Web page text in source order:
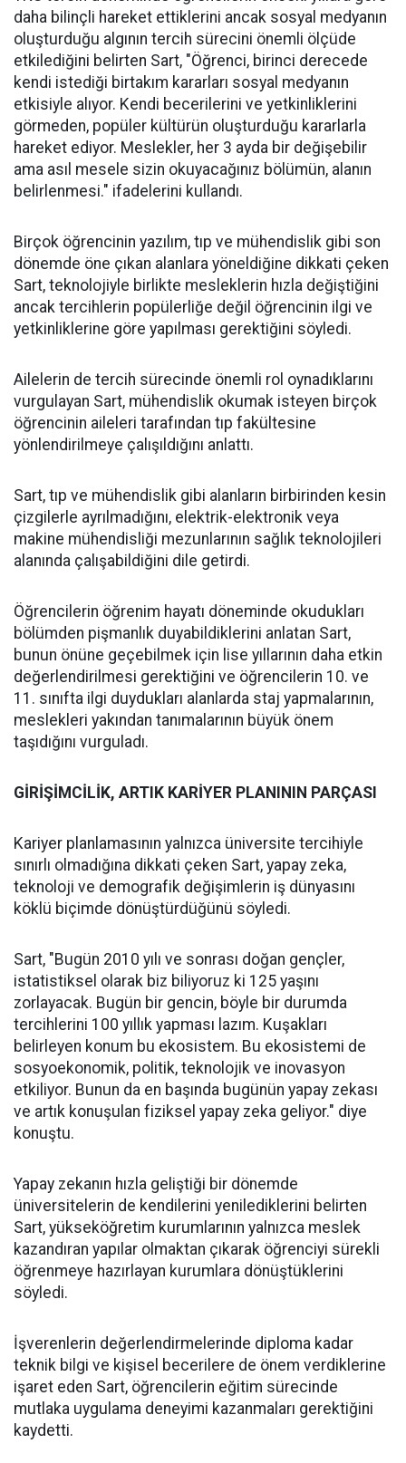
daha bilinçli hareket ettiklerini ancak sosyal medyanın
oluşturduğu algının tercih sürecini önemli ölçüde
etkilediğini belirten Sart, "Öğrenci, birinci derecede
kendi istediği birtakım kararları sosyal medyanın
etkisiyle alıyor. Kendi becerilerini ve yetkinliklerini
görmeden, popüler kültürün oluşturduğu kararlarla
hareket ediyor. Meslekler, her 3 ayda bir değişebilir
ama asıl mesele sizin okuyacağınız bölümün, alanın
belirlenmesi." ifadelerini kullandı.
Birçok öğrencinin yazılım, tıp ve mühendislik gibi son
dönemde öne çıkan alanlara yöneldiğine dikkati çeken
Sart, teknolojiyle birlikte mesleklerin hızla değiştiğini
ancak tercihlerin popülerliğe değil öğrencinin ilgi ve
yetkinliklerine göre yapılması gerektiğini söyledi.
Ailelerin de tercih sürecinde önemli rol oynadıklarını
vurgulayan Sart, mühendislik okumak isteyen birçok
öğrencinin aileleri tarafından tıp fakültesine
yönlendirilmeye çalışıldığını anlattı.
Sart, tıp ve mühendislik gibi alanların birbirinden kesin
çizgilerle ayrılmadığını, elektrik-elektronik veya
makine mühendisliği mezunlarının sağlık teknolojileri
alanında çalışabildiğini dile getirdi.
Öğrencilerin öğrenim hayatı döneminde okudukları
bölümden pişmanlık duyabildiklerini anlatan Sart,
bunun önüne geçebilmek için lise yıllarının daha etkin
değerlendirilmesi gerektiğini ve öğrencilerin 10. ve
11. sınıfta ilgi duydukları alanlarda staj yapmalarının,
meslekleri yakından tanımalarının büyük önem
taşıdığını vurguladı.
GİRİŞİMCİLİK, ARTIK KARİYER PLANININ PARÇASI
Kariyer planlamasının yalnızca üniversite tercihiyle
sınırlı olmadığına dikkati çeken Sart, yapay zeka,
teknoloji ve demografik değişimlerin iş dünyasını
köklü biçimde dönüştürdüğünü söyledi.
Sart, "Bugün 2010 yılı ve sonrası doğan gençler,
istatistiksel olarak biz biliyoruz ki 125 yaşını
zorlayacak. Bugün bir gencin, böyle bir durumda
tercihlerini 100 yıllık yapması lazım. Kuşakları
belirleyen konum bu ekosistem. Bu ekosistemi de
sosyoekonomik, politik, teknolojik ve inovasyon
etkiliyor. Bunun da en başında bugünün yapay zekası
ve artık konuşulan fiziksel yapay zeka geliyor." diye
konuştu.
Yapay zekanın hızla geliştiği bir dönemde
üniversitelerin de kendilerini yenilediklerini belirten
Sart, yükseköğretim kurumlarının yalnızca meslek
kazandıran yapılar olmaktan çıkarak öğrenciyi sürekli
öğrenmeye hazırlayan kurumlara dönüştüklerini
söyledi.
İşverenlerin değerlendirmelerinde diploma kadar
teknik bilgi ve kişisel becerilere de önem verdiklerine
işaret eden Sart, öğrencilerin eğitim sürecinde
mutlaka uygulama deneyimi kazanmaları gerektiğini
kaydetti.